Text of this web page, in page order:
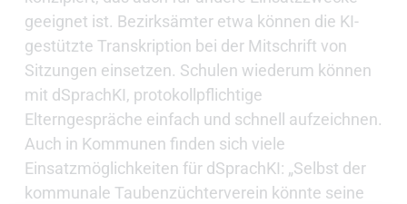
geeignet ist. Bezirksämter etwa können die KI-
gestützte Transkription bei der Mitschrift von
Sitzungen einsetzen. Schulen wiederum können
mit dSprachKI, protokollpflichtige
Elterngespräche einfach und schnell aufzeichnen.
Auch in Kommunen finden sich viele
Einsatzmöglichkeiten für dSprachKI: „Selbst der
kommunale Taubenzüchterverein könnte seine